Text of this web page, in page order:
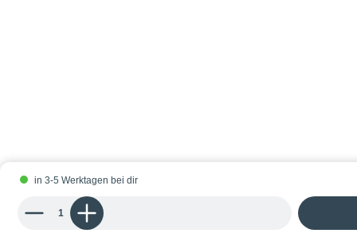
Produkt Anzahl: Gib den gewünschten Wert ein oder benutze die
in 3-5 Werktagen bei dir